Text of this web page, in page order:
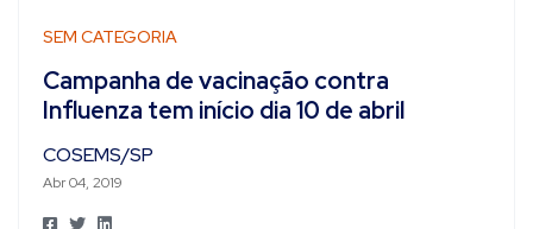
SEM CATEGORIA
Campanha de vacinação contra
Influenza tem início dia 10 de abril
COSEMS/SP
Abr 04, 2019